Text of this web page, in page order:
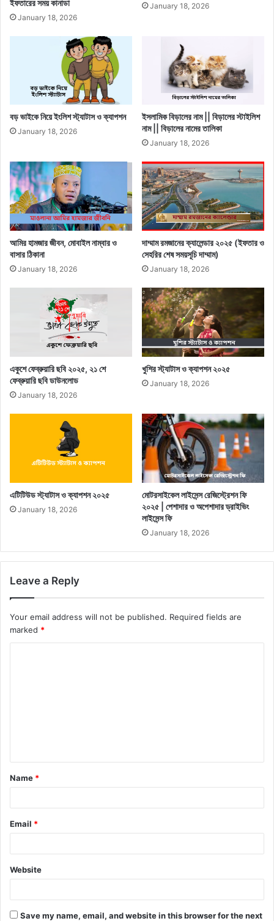
ইফতারের সময় কানাডা
January 18, 2026
January 18, 2026
বড় ভাইকে নিয়ে ইংলিশ স্ট্যাটাস ও ক্যাপশন
January 18, 2026
ইসলামিক বিড়ালের নাম || বিড়ালের স্টাইলিশ
নাম || বিড়ালের নামের তালিকা
January 18, 2026
আমির হামজার জীবন, মোবাইল নাম্বার ও
বাসার ঠিকানা
January 18, 2026
দাম্মাম রমজানের ক্যালেন্ডার ২০২৫ (ইফতার ও
সেহরির শেষ সময়সূচি দাম্মাম)
January 18, 2026
একুশে ফেব্রুয়ারি ছবি ২০২৫, ২১ শে
ফেব্রুয়ারি ছবি ডাউনলোড
January 18, 2026
খুশির স্ট্যাটাস ও ক্যাপশন ২০২৫
January 18, 2026
এটিটিউড স্ট্যাটাস ও ক্যাপশন ২০২৫
January 18, 2026
মোটরসাইকেল লাইসেন্স রেজিস্ট্রেশন ফি
২০২৫ | পেশাদার ও অপেশাদার ড্রাইভিং
লাইসেন্স ফি
January 18, 2026
Leave a Reply
Your email address will not be published. Required fields are
marked *
t
*
Name *
Email *
Website
Save my name, email, and website in this browser for the next